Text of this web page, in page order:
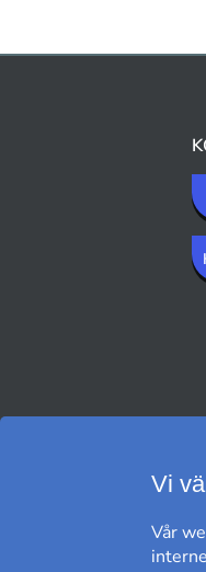
Vi
Vår